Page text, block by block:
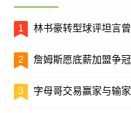
1 林书豪转型球评坦言
2 詹姆斯愿底薪加盟争
3 字母哥交易赢家与输